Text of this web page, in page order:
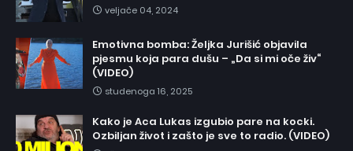
veljače 04, 2024
Emotivna bomba: Željka Jurišić objavila
pjesmu koja para dušu – „Da si mi oče živ“
(VIDEO)
studenoga 16, 2025
Kako je Aca Lukas izgubio pare na kocki.
Ozbiljan život i zašto je sve to radio. (VIDEO)